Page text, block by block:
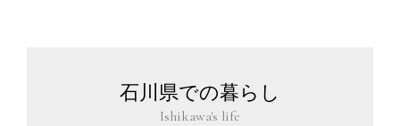
石川県での暮らし
Ishikawa's life